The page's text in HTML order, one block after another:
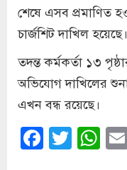
শেষে এসব প্রমাণিত
চার্জশিট দাখিল হয়েছে।
তদন্ত কর্মকর্তা ১৩
অভিযোগ দাখিলের
এখন বন্ধ রয়েছে।